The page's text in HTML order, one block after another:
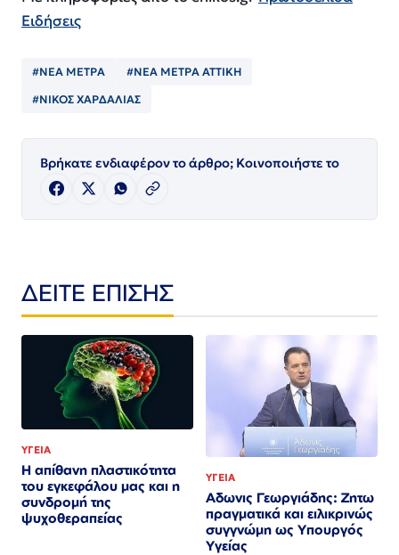
Ειδήσεις
#ΝΕΑ ΜΕΤΡΑ #ΝΕΑ ΜΕΤΡΑ ΑΤΤΙΚΗ
#ΝΙΚΟΣ ΧΑΡΔΑΛΙΑΣ
Βρήκατε ενδιαφέρον το άρθρο; Κοινοποιήστε το
ΔΕΙΤΕ ΕΠΙΣΗΣ
ΥΓΕΙΑ
Η απίθανη πλαστικότητα
του εγκεφάλου μας και η
συνδρομή της
ψυχοθεραπείας
ΥΓΕΙΑ
Αδωνις Γεωργιάδης: Ζητω
πραγματικά και ειλικρινώς
συγγνώμη ως Υπουργός
Υγείας